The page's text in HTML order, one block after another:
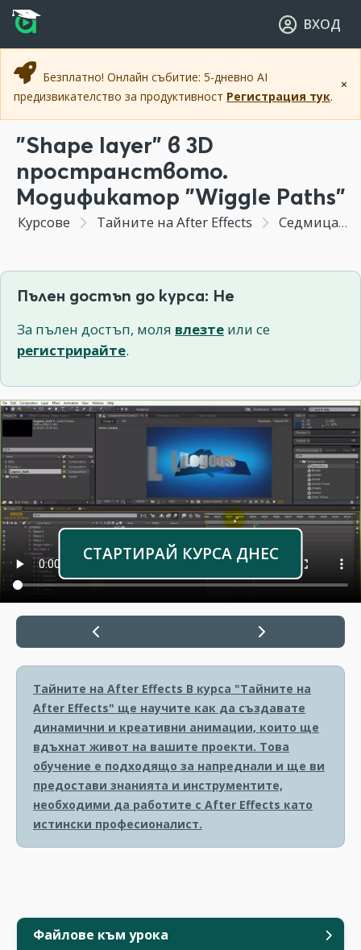
Прескочи към основното съдържание
Прескочи към навигацията
ВХОД
×
Безплатно! Онлайн събитие: 5-дневно AI
предизвикателство за продуктивност Регистрация тук.
Файлове към урока
"Shape layer" в 3D
пространството.
Модификатор "Wiggle Paths"
Курсове Тайните на After Effects Седмица 7 - Създаване на кратка анимация на лого 3D пространството на After Effects.
Пълен достъп до курса: Не
За пълен достъп, моля влезте или се
регистрирайте.
СТАРТИРАЙ КУРСА ДНЕС
Тайните на After Effects В курса "Тайните на
After Effects" ще научите как да създавате
динамични и креативни анимации, които ще
вдъхнат живот на вашите проекти. Това
обучение е подходящо за напреднали и ще ви
предостави знанията и инструментите,
необходими да работите с After Effects като
истински професионалист.